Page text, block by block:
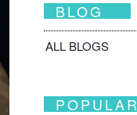
BLOG
ALL BLOGS
POPULAR